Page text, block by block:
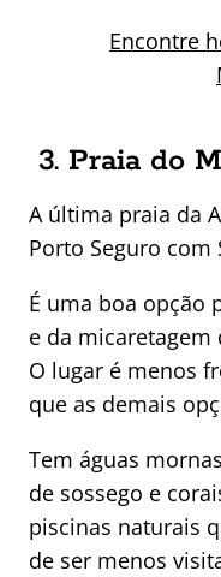
Encontre
3. Praia do
A última praia da
Porto Seguro com
É uma boa opção
e da micaretagem
O lugar é menos
que as demais
Tem águas
de sossego e
piscinas naturais
de ser menos